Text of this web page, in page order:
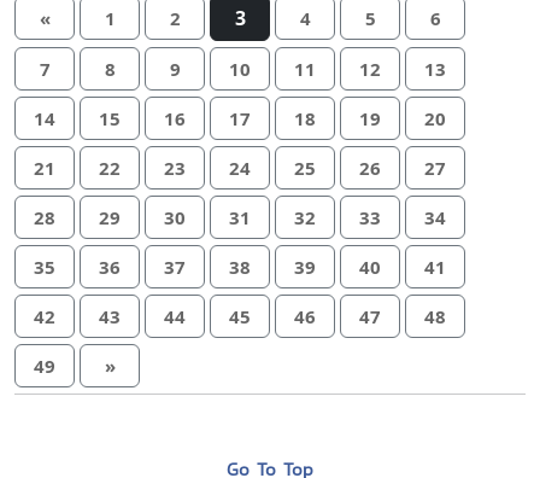
« 1 2 3 4 5 6
7 8 9 10 11 12 13
14 15 16 17 18 19 20
21 22 23 24 25 26 27
28 29 30 31 32 33 34
35 36 37 38 39 40 41
42 43 44 45 46 47 48
49 »
Go To Top